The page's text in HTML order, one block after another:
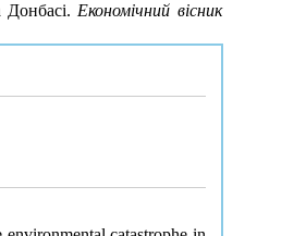
Донбасі.Економічний вісник